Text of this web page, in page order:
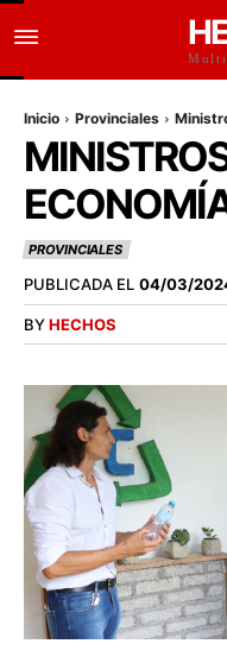
Inicio Provinciales
PROVINCIALES
PUBLICADA EL 04/03/
BYHECHOS